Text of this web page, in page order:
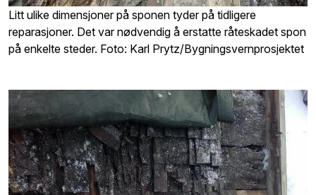
Litt ulike dimensjoner på sponen tyder på tidligere
reparasjoner. Det var nødvendig å erstatte råteskadet spon
på enkelte steder. Foto: Karl Prytz/Bygningsvernprosjektet